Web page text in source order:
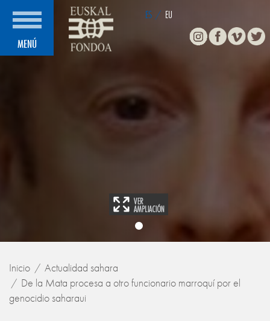
MENÚ
ES / EU
Inicio
Actualidad sahara
De la Mata procesa a otro funcionario marroquí por el
genocidio saharaui